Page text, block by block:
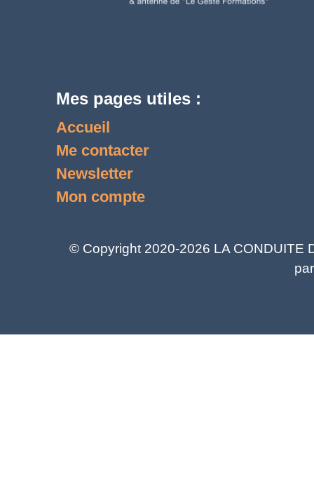
Mes pages utiles :
Accueil
Me contacter
Newsletter
Mon compte
© Copyright 2020-2026 LA CONDUITE